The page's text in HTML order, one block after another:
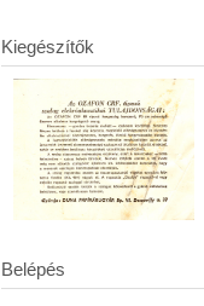
Kiegészítők
Belépés